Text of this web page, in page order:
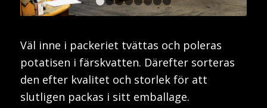
1 2 3 4 5 6 7 8
Väl inne i packeriet tvättas och poleras
potatisen i färskvatten. Därefter sorteras
den efter kvalitet och storlek för att
slutligen packas i sitt emballage.